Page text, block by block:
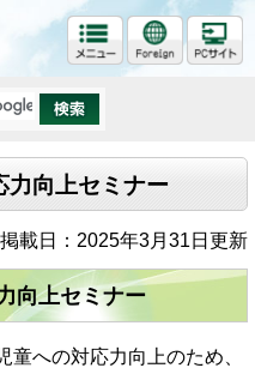
力向上セミナー
載日：2025年3月31日更新
向上セミナー
への対応力向上のため、